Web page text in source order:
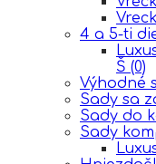
4 a 5-ti
Š (0)
Výhodné
Sady sa
Sady do
Sady